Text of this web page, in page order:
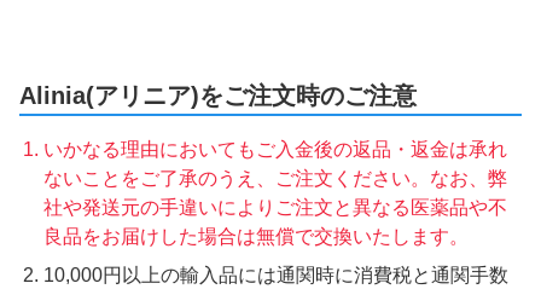
Alinia(アリニア)をご注文時のご注意
いかなる理由においてもご入金後の返品・返金は承れ
ないことをご了承のうえ、ご注文ください。なお、弊
社や発送元の手違いによりご注文と異なる医薬品や不
良品をお届けした場合は無償で交換いたします。
10,000円以上の輸入品には通関時に消費税と通関手数